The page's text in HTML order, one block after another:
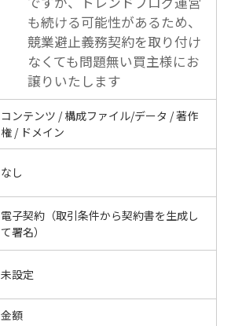
も続ける可能性があるため、
競業避止義務契約を取り付け
なくても問題無い買主様にお
譲りいたします
コンテンツ / 構成ファイル/データ / 著作
権 / ドメイン
なし
電子契約（取引条件から契約書を生成し
て署名）
未設定
金額